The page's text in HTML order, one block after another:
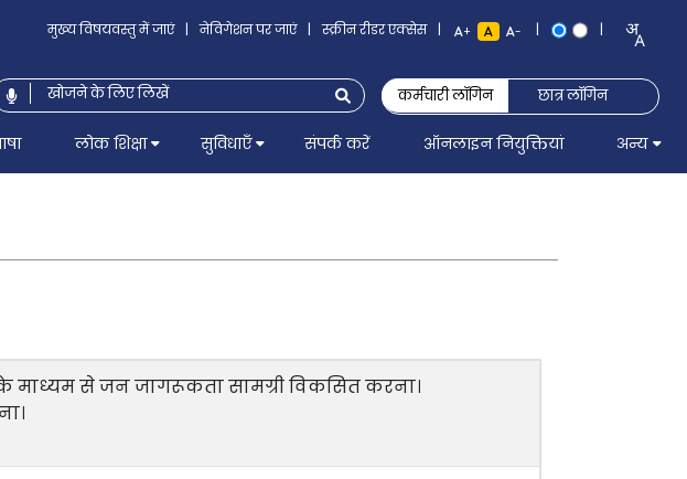
मुख्य विषयवस्तु में जाएं | नेविगेशन पर जाएं | स्क्रीन रीडर एक्सेस | + - | |
कर्मचारी लॉगिन छात्र लॉगिन
लोक शिक्षा सुविधाएँ संपर्क करें ऑनलाइन नियुक्तियां अन्य
के माध्यम से जन जागरूकता सामग्री विकसित करना।